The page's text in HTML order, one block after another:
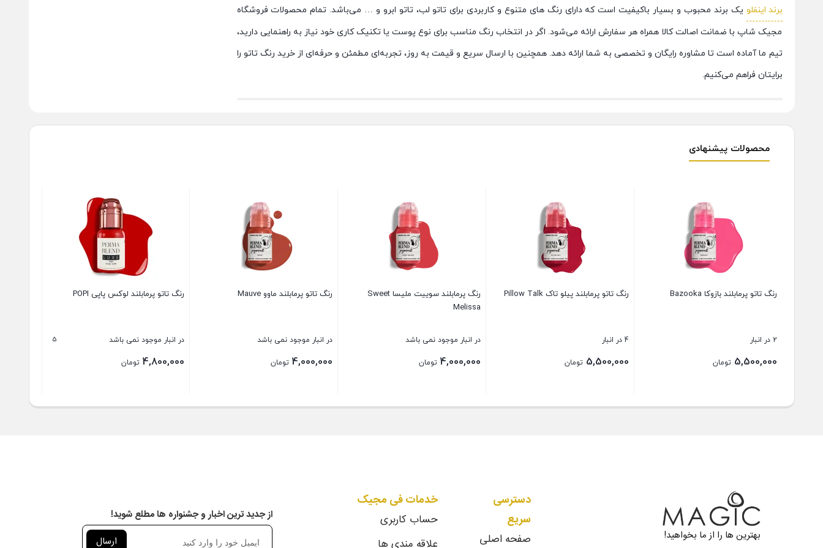
برند اینفلو یک برند محبوب و بسیار باکیفیت است که دارای رنگ های متنوع و کاربردی برای تاتو لب، تاتو ابرو و … می‌باشد. تمام محصولات فروشگاه
مجیک شاپ با ضمانت اصالت کالا همراه هر سفارش ارائه می‌شود. اگر در انتخاب رنگ مناسب برای نوع پوست یا تکنیک کاری خود نیاز به راهنمایی دارید،
تیم ما آماده‌ است تا مشاوره رایگان و تخصصی به شما ارائه دهد. همچنین با ارسال سریع و قیمت به‌ روز، تجربه‌ای مطمئن و حرفه‌ای از خرید رنگ تاتو را
برایتان فراهم می‌کنیم.
محصولات پیشنهادی
رنگ تاتو پرمابلند بازوکا Bazooka
2 در انبار
5,500,000 تومان
رنگ تاتو پرمابلند پیلو تاک Pillow Talk
4 در انبار
5,500,000 تومان
رنگ پرمابلند سوییت ملیسا Sweet
Melissa
در انبار موجود نمی باشد
4,000,000 تومان
رنگ تاتو پرمابلند ماوو Mauve
در انبار موجود نمی باشد
4,000,000 تومان
رنگ تاتو پرمابلند لوکس پاپی POPI
در انبار موجود نمی باشد 5
4,800,000 تومان
بهترین ها را از ما بخواهید!
دسترسی
سریع
صفحه اصلی
خدمات فی مجیک
حساب کاربری
علاقه مندی ها
از جدید ترین اخبار و جشنواره ها مطلع شوید!
ارسال